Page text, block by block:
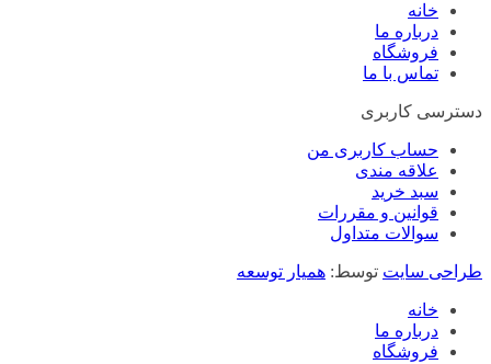
خانه
درباره ما
فروشگاه
تماس با ما
دسترسی کاربری
حساب کاربری من
علاقه مندی
سبد خرید
قوانین و مقررات
سوالات متداول
طراحی سایت توسط: همیار توسعه
خانه
درباره ما
فروشگاه